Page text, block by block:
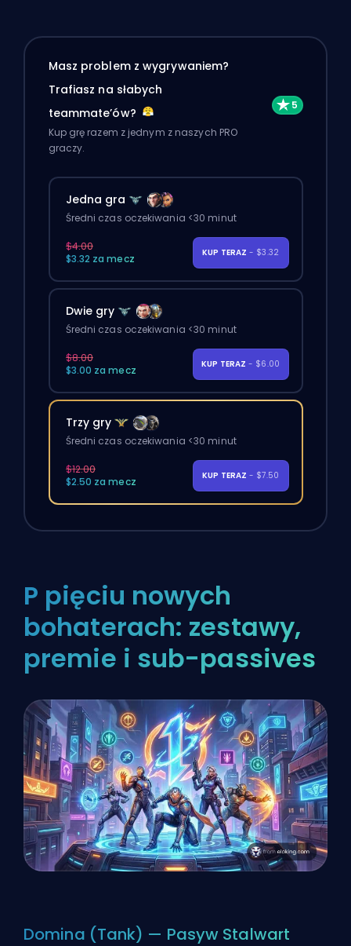
Masz problem z wygrywaniem?
Trafiasz na słabych
teammate’ów?
Kup grę razem z jednym z naszych PRO
graczy.
Jedna gra
Średni czas oczekiwania <30 minut
$4.00
$3.32 za mecz
KUP TERAZ - $3.32
Dwie gry
Średni czas oczekiwania <30 minut
$8.00
$3.00 za mecz
KUP TERAZ - $6.00
Trzy gry
Średni czas oczekiwania <30 minut
$12.00
$2.50 za mecz
KUP TERAZ - $7.50
P pięciu nowych
bohaterach: zestawy,
premie i sub-passives
Domina (Tank) — Pasyw Stalwart